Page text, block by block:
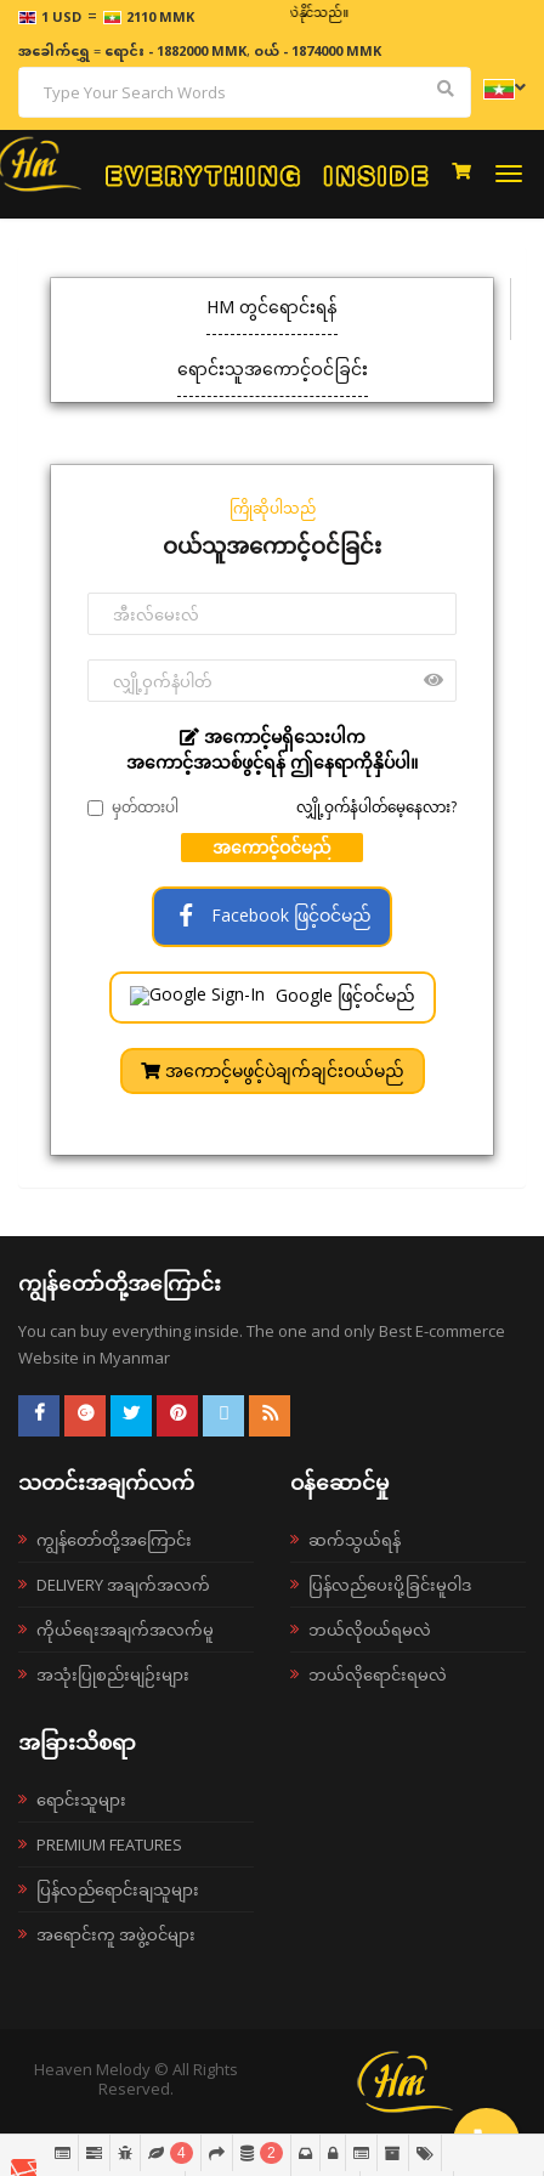
1 USD = 2110 MMK
ဈေးနှုန်းများသည် အချိန်နှင့် အမျှပြောင်းလဲနိုင်သည်။
အခေါက်ရွှေ=ရောင်း - 1882000 MMK, ဝယ် - 1874000 MMK
HM တွင်ရောင်းရန်
ရောင်းသူအကောင့်ဝင်ခြင်း
ကြိုဆိုပါသည်
ဝယ်သူအကောင့်ဝင်ခြင်း
အကောင့်မရှိသေးပါက
အကောင့်အသစ်ဖွင့်ရန် ဤနေရာကိုနှိပ်ပါ။
မှတ်ထားပါ လျှို့ဝှက်နံပါတ်မေ့နေလား?
အကောင့်ဝင်မည်
Facebook ဖြင့်ဝင်မည်
Google ဖြင့်ဝင်မည်
အကောင့်မဖွင့်ပဲချက်ချင်းဝယ်မည်
ကျွန်တော်တို့အကြောင်း
You can buy everything inside. The one and only Best E-commerce
Website in Myanmar
သတင်းအချက်လက်
ကျွန်တော်တို့အကြောင်း
DELIVERY အချက်အလက်
ကိုယ်ရေးအချက်အလက်မူ
အသုံးပြုစည်းမျဉ်းများ
ဝန်ဆောင်မှု
ဆက်သွယ်ရန်
ပြန်လည်ပေးပို့ခြင်းမူဝါဒ
ဘယ်လို၀ယ်ရမလဲ
ဘယ်လိုရောင်းရမလဲ
အခြားသိစရာ
ရောင်းသူများ
PREMIUM FEATURES
ပြန်လည်ရောင်းချသူများ
အရောင်းကူ အဖွဲ့ဝင်များ
Heaven Melody © All Rights
Reserved.
4 2